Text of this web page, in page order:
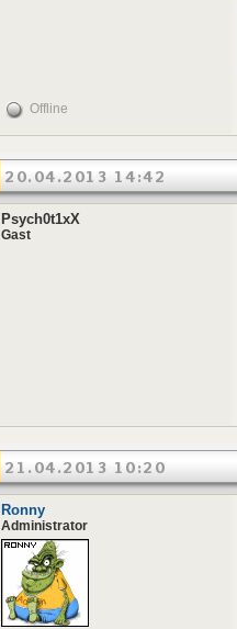
Offline
20.04.2013 14:42
Psych0t1xX
Gast
21.04.2013 10:20
Ronny
Administrator